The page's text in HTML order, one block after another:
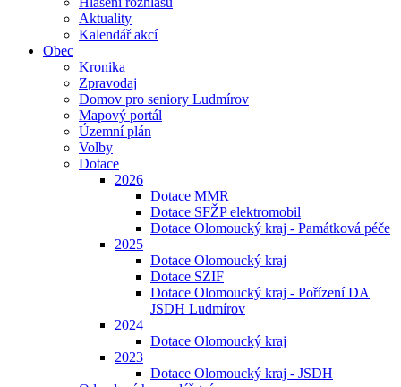
Aktuality
Kalendář akcí
Obec
Kronika
Zpravodaj
Domov pro seniory Ludmírov
Mapový portál
Územní plán
Volby
Dotace
2026
Dotace MMR
Dotace SFŽP elektromobil
Dotace Olomoucký kraj - Památková péče
2025
Dotace Olomoucký kraj
Dotace SZIF
Dotace Olomoucký kraj - Pořízení DA
JSDH Ludmírov
2024
Dotace Olomoucký kraj
2023
Dotace Olomoucký kraj - JSDH